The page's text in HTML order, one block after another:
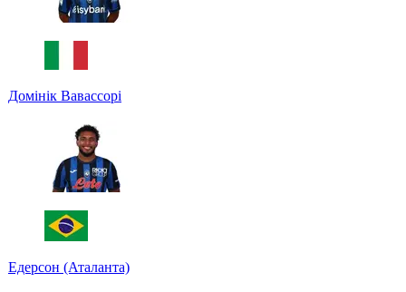
Домінік Вавассорі
Едерсон (Аталанта)